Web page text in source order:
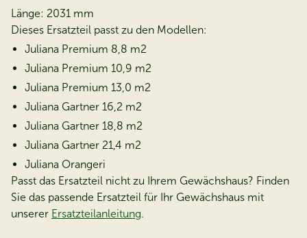
Länge: 2031 mm
Dieses Ersatzteil passt zu den Modellen:
Juliana Premium 8,8 m2
Juliana Premium 10,9 m2
Juliana Premium 13,0 m2
Juliana Gartner 16,2 m2
Juliana Gartner 18,8 m2
Juliana Gartner 21,4 m2
Juliana Orangeri
Passt das Ersatzteil nicht zu Ihrem Gewächshaus? Finden
Sie das passende Ersatzteil für Ihr Gewächshaus mit
unserer Ersatzteilanleitung.